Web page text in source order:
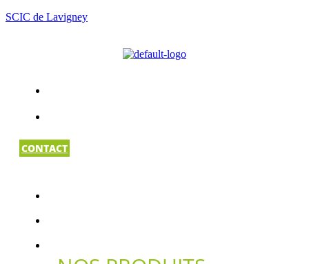
SCIC de Lavigney
CONTACT